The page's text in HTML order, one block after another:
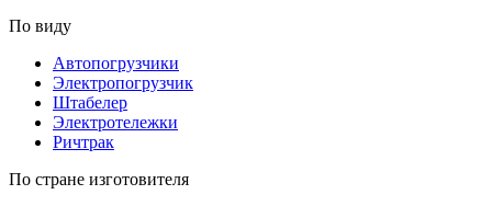
По виду
Автопогрузчики
Электропогрузчик
Штабелер
Электротележки
Ричтрак
По стране изготовителя